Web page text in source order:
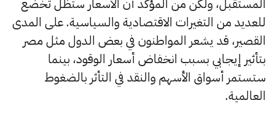
المستقبل، ولكن من المؤكد أن الأسعار ستظل تخضع
للعديد من التغيرات الاقتصادية والسياسية. على المدى
القصير، قد يشعر المواطنون في بعض الدول مثل مصر
بتأثير إيجابي بسبب انخفاض أسعار الوقود، بينما
ستستمر أسواق الأسهم والنقد في التأثر بالضغوط
العالمية.